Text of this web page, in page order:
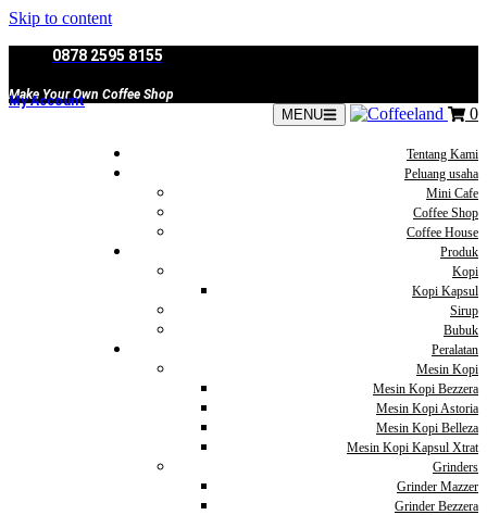
Skip to content
0878 2595 8155
Make Your Own Coffee Shop
My Account
MENU 0
Tentang Kami
Peluang usaha
Mini Cafe
Coffee Shop
Coffee House
Produk
Kopi
Kopi Kapsul
Sirup
Bubuk
Peralatan
Mesin Kopi
Mesin Kopi Bezzera
Mesin Kopi Astoria
Mesin Kopi Belleza
Mesin Kopi Kapsul Xtrat
Grinders
Grinder Mazzer
Grinder Bezzera